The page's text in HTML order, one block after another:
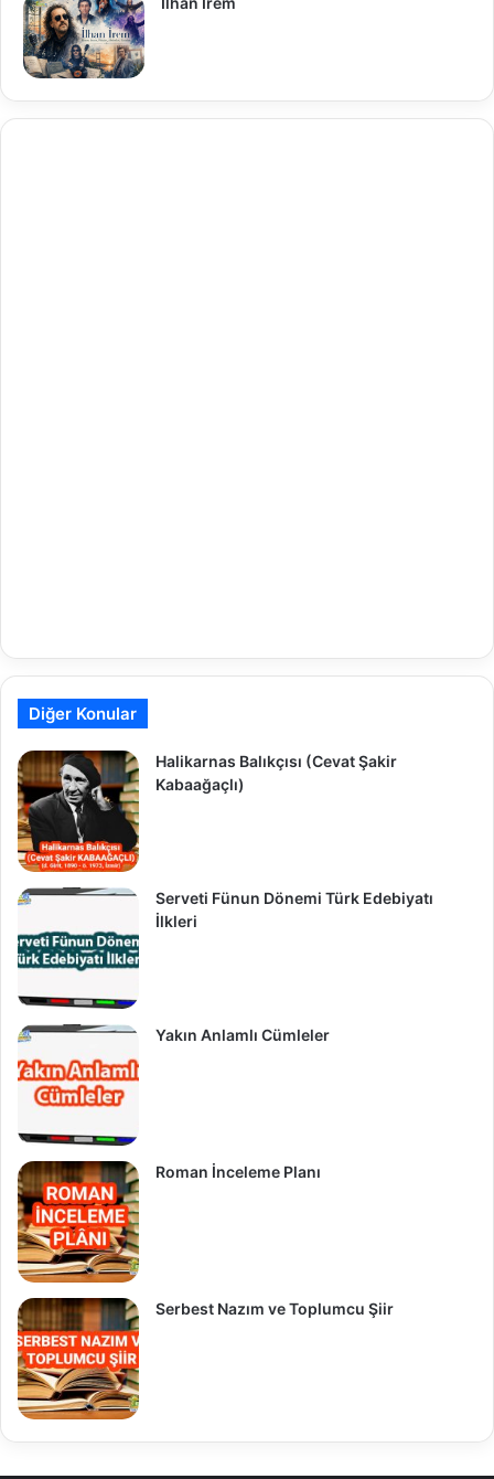
Diğer Konular
Halikarnas Balıkçısı (Cevat Şakir
Kabaağaçlı)
Serveti Fünun Dönemi Türk Edebiyatı
İlkleri
Yakın Anlamlı Cümleler
Roman İnceleme Planı
Serbest Nazım ve Toplumcu Şiir